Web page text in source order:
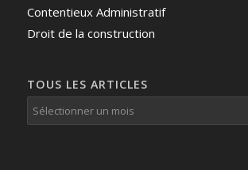
Contentieux Administratif
Droit de la construction
TOUS LES ARTICLES